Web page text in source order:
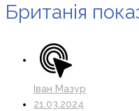
Британія
Іван Мазур
21.03.2024